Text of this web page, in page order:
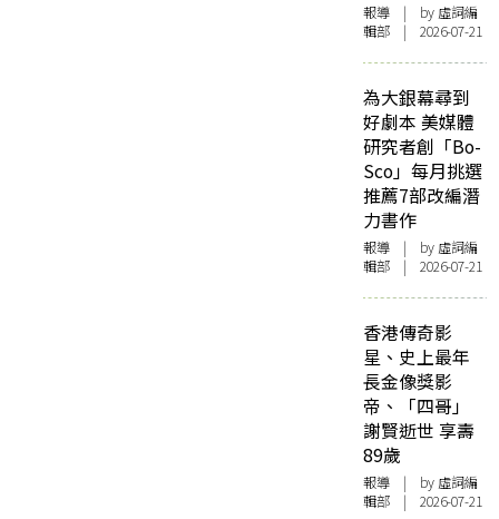
報導 | by 虛詞編
輯部 | 2026-07-21
為大銀幕尋到
好劇本 美媒體
研究者創「Bo-
Sco」每月挑選
推薦7部改編潛
力書作
報導 | by 虛詞編
輯部 | 2026-07-21
香港傳奇影
星、史上最年
長金像獎影
帝、「四哥」
謝賢逝世 享壽
89歲
報導 | by 虛詞編
輯部 | 2026-07-21